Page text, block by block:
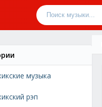
музыка
рэп